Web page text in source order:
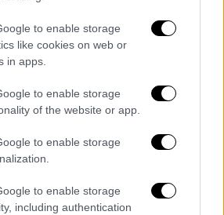
to enable storage
like cookies on web or
in apps.
to enable storage
of the website or app.
to enable storage
to enable storage
including authentication
που συγκίνησε
. Η ταινία ξεκινά από
Παϊσίου, κατά κόσμον
παρακολουθεί τη ζωή του
στην Ελλάδα, την παιδική
Κόνιτσα της Ηπείρου, την
θητεία και την πορεία του
να πάρει το μοναχικό
Μονή Φιλοθέου.